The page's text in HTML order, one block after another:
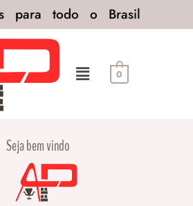
para todo o Brasil
0
Seja bem vindo